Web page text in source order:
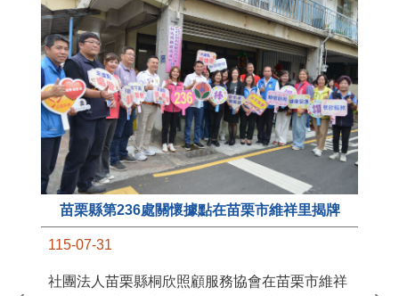
苗栗縣第236處關懷據點在苗栗市維祥里揭牌
115-07-31
社團法人苗栗縣桐欣照顧服務協會在苗栗市維祥